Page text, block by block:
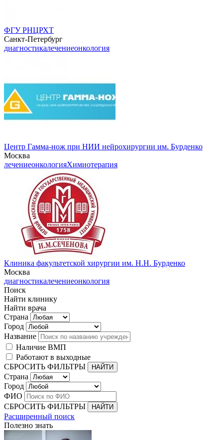
ФГУ РНЦРХТ
Санкт-Петербург
диагностикалечениеонкология
Центр Гамма-нож при НИИ нейрохирургии им. Бурденко
Москва
лечениеонкологияХимиотерапия
Клиника факультетской хирургии им. Н.Н. Бурденко
Москва
диагностикалечениеонкология
Поиск
Найти клинику
Найти врача
Страна
Город
Название
Наличие ВМП
Работают в выходные
СБРОСИТЬ ФИЛЬТРЫ
Страна
Город
ФИО
СБРОСИТЬ ФИЛЬТРЫ
Расширенный поиск
Полезно знать